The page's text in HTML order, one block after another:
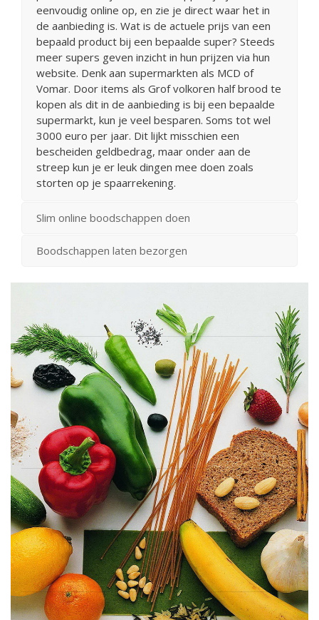
eenvoudig online op, en zie je direct waar het in
de aanbieding is. Wat is de actuele prijs van een
bepaald product bij een bepaalde super? Steeds
meer supers geven inzicht in hun prijzen via hun
website. Denk aan supermarkten als MCD of
Vomar. Door items als Grof volkoren half brood te
kopen als dit in de aanbieding is bij een bepaalde
supermarkt, kun je veel besparen. Soms tot wel
3000 euro per jaar. Dit lijkt misschien een
bescheiden geldbedrag, maar onder aan de
streep kun je er leuk dingen mee doen zoals
storten op je spaarrekening.
Slim online boodschappen doen
Boodschappen laten bezorgen